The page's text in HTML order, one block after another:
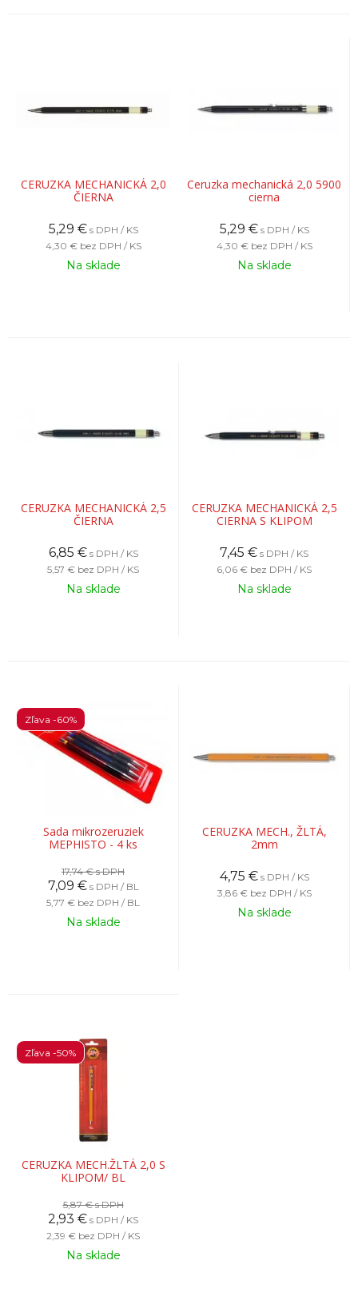
CERUZKA MECHANICKÁ 2,0
ČIERNA
5,29 € s DPH / KS
4,30 € bez DPH / KS
Na sklade
Ceruzka mechanická 2,0 5900
cierna
5,29 € s DPH / KS
4,30 € bez DPH / KS
Na sklade
CERUZKA MECHANICKÁ 2,5
ČIERNA
6,85 € s DPH / KS
5,57 € bez DPH / KS
Na sklade
CERUZKA MECHANICKÁ 2,5
CIERNA S KLIPOM
7,45 € s DPH / KS
6,06 € bez DPH / KS
Na sklade
Sada mikrozeruziek
MEPHISTO - 4 ks
Zľava -60%
17,74 €s DPH
7,09 € s DPH / BL
5,77 € bez DPH / BL
Na sklade
CERUZKA MECH., ŽLTÁ,
2mm
4,75 € s DPH / KS
3,86 € bez DPH / KS
Na sklade
CERUZKA MECH.ŽLTÁ 2,0 S
KLIPOM/ BL
Zľava -50%
5,87 €s DPH
2,93 € s DPH / KS
2,39 € bez DPH / KS
Na sklade